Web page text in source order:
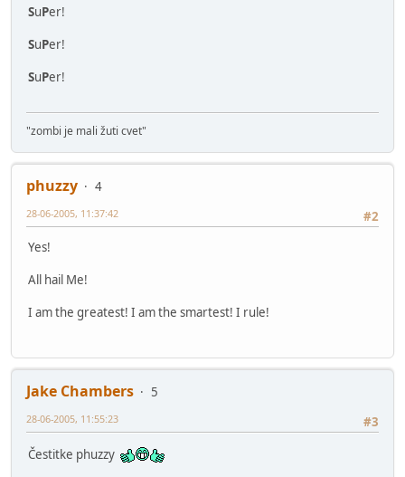
SuPer!
SuPer!
SuPer!
"zombi je mali žuti cvet"
phuzzy
4
#2
28-06-2005, 11:37:42
Yes!
All hail Me!
I am the greatest! I am the smartest! I rule!
Jake Chambers
5
#3
28-06-2005, 11:55:23
Čestitke phuzzy